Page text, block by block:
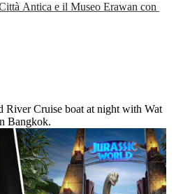
Antica e il Museo Erawan con
River Cruise boat at night with Wat
Bangkok.